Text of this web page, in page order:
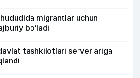
migrantlar uchun
bo‘ladi
tashkilotlari serverlariga